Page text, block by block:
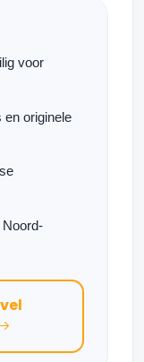
voor
en originele